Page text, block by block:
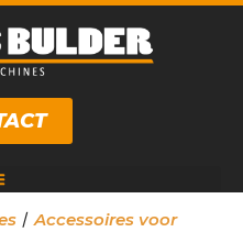
/ Accessoires voor